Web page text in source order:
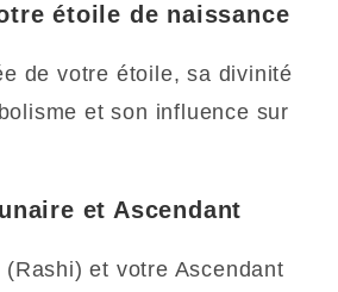
étoile de naissance
de votre étoile, sa divinité
et son influence sur
et Ascendant
et votre Ascendant